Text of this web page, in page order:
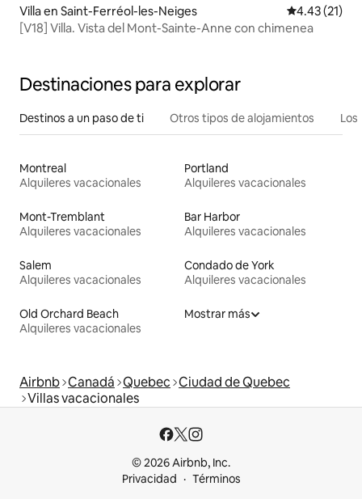
Villa en Saint-Ferréol-les-Neiges Calificación
4.43 (21)
[V18] Villa. Vista del Mont-Sainte-Anne con chimenea
Destinaciones para explorar
Destinos a un paso de ti Otros tipos de alojamientos
Montreal
Alquileres vacacionales
Portland
Alquileres vacacionales
Mont-Tremblant
Alquileres vacacionales
Bar Harbor
Alquileres vacacionales
Salem
Alquileres vacacionales
Condado de York
Alquileres vacacionales
Old Orchard Beach
Alquileres vacacionales
Mostrar más
Airbnb Canadá Quebec Ciudad de Quebec
Villas vacacionales
© 2026 Airbnb, Inc.
Privacidad
Términos